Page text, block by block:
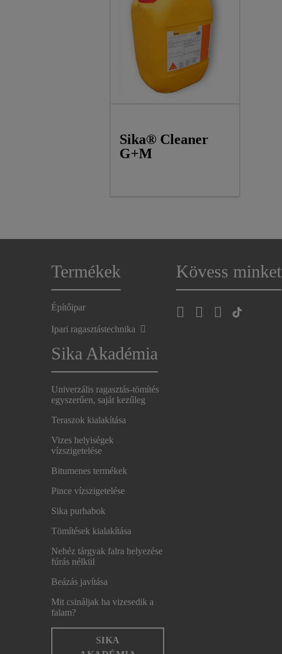
Sika® Cleaner
G+M
Termékek
Építőipar
Ipari ragasztástechnika
Sika Akadémia
Univerzális ragasztás-tömítés
egyszerűen, saját kezűleg
Teraszok kialakítása
Vizes helyiségek
vízszigetelése
Bitumenes termékek
Pince vízszigetelése
Sika purhabok
Tömítések kialakítása
Nehéz tárgyak falra helyezése
fúrás nélkül
Beázás javítása
Mit csináljak ha vizesedik a
falam?
SIKA
Kövess minket